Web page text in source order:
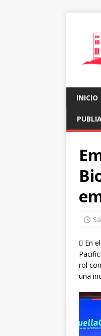
INICIO
 En
rol
una